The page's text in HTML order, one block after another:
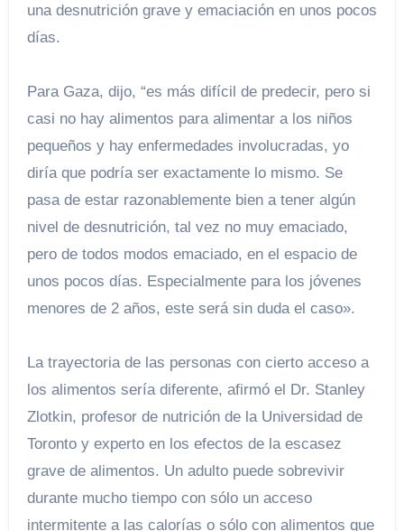
una desnutrición grave y emaciación en unos pocos
días.
Para Gaza, dijo, “es más difícil de predecir, pero si
casi no hay alimentos para alimentar a los niños
pequeños y hay enfermedades involucradas, yo
diría que podría ser exactamente lo mismo. Se
pasa de estar razonablemente bien a tener algún
nivel de desnutrición, tal vez no muy emaciado,
pero de todos modos emaciado, en el espacio de
unos pocos días. Especialmente para los jóvenes
menores de 2 años, este será sin duda el caso».
La trayectoria de las personas con cierto acceso a
los alimentos sería diferente, afirmó el Dr. Stanley
Zlotkin, profesor de nutrición de la Universidad de
Toronto y experto en los efectos de la escasez
grave de alimentos. Un adulto puede sobrevivir
durante mucho tiempo con sólo un acceso
intermitente a las calorías o sólo con alimentos que